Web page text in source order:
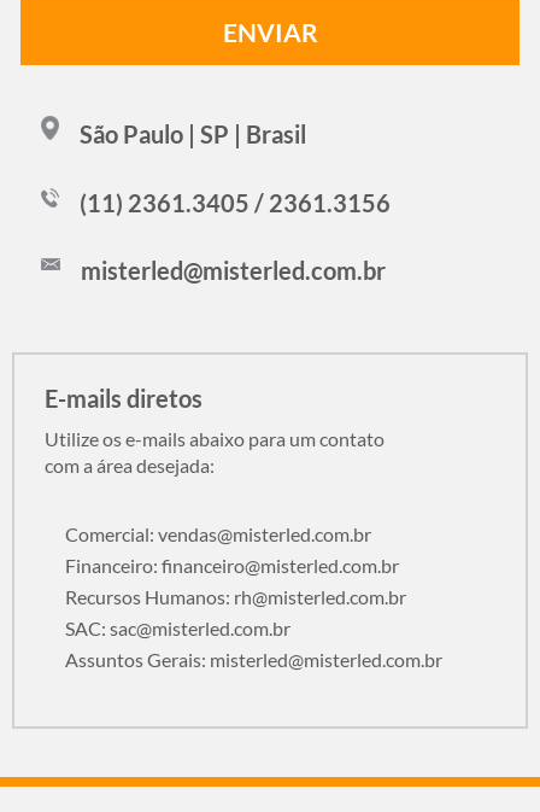
São Paulo | SP | Brasil
(11) 2361.3405 / 2361.3156
misterled@misterled.com.br
E-mails diretos
Utilize os e-mails abaixo para um contato
com a área desejada:
Comercial: vendas@misterled.com.br
Financeiro: financeiro@misterled.com.br
Recursos Humanos: rh@misterled.com.br
SAC: sac@misterled.com.br
Assuntos Gerais: misterled@misterled.com.br